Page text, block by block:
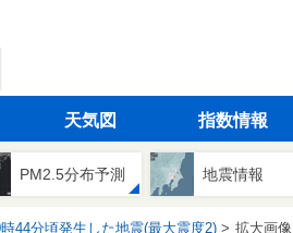
天気図 指数情報
PM2.5分布予測 地震情報
44分頃発生した地震(最大震度2) 拡大画像